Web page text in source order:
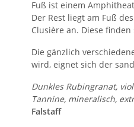
Fuß ist einem
Der Rest liegt am Fuß
Clusière an. Diese
Die gänzlich
wird, eignet sich der
Dunkles Rubingranat,
Tannine, mineralisch,
Falstaff